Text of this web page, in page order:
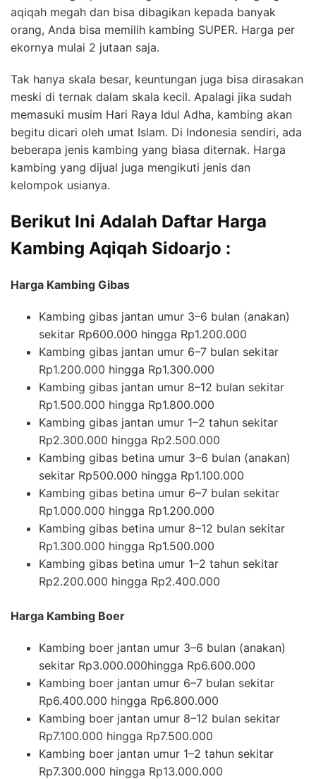
aqiqah megah dan bisa dibagikan kepada banyak
orang, Anda bisa memilih kambing SUPER. Harga per
ekornya mulai 2 jutaan saja.
Tak hanya skala besar, keuntungan juga bisa dirasakan
meski di ternak dalam skala kecil. Apalagi jika sudah
memasuki musim Hari Raya Idul Adha, kambing akan
begitu dicari oleh umat Islam. Di Indonesia sendiri, ada
beberapa jenis kambing yang biasa diternak. Harga
kambing yang dijual juga mengikuti jenis dan
kelompok usianya.
Berikut Ini Adalah Daftar Harga
Kambing Aqiqah Sidoarjo :
Harga Kambing Gibas
Kambing gibas jantan umur 3–6 bulan (anakan)
sekitar Rp600.000 hingga Rp1.200.000
Kambing gibas jantan umur 6–7 bulan sekitar
Rp1.200.000 hingga Rp1.300.000
Kambing gibas jantan umur 8–12 bulan sekitar
Rp1.500.000 hingga Rp1.800.000
Kambing gibas jantan umur 1–2 tahun sekitar
Rp2.300.000 hingga Rp2.500.000
Kambing gibas betina umur 3–6 bulan (anakan)
sekitar Rp500.000 hingga Rp1.100.000
Kambing gibas betina umur 6–7 bulan sekitar
Rp1.000.000 hingga Rp1.200.000
Kambing gibas betina umur 8–12 bulan sekitar
Rp1.300.000 hingga Rp1.500.000
Kambing gibas betina umur 1–2 tahun sekitar
Rp2.200.000 hingga Rp2.400.000
Harga Kambing Boer
Kambing boer jantan umur 3–6 bulan (anakan)
sekitar Rp3.000.000hingga Rp6.600.000
Kambing boer jantan umur 6–7 bulan sekitar
Rp6.400.000 hingga Rp6.800.000
Kambing boer jantan umur 8–12 bulan sekitar
Rp7.100.000 hingga Rp7.500.000
Kambing boer jantan umur 1–2 tahun sekitar
Rp7.300.000 hingga Rp13.000.000